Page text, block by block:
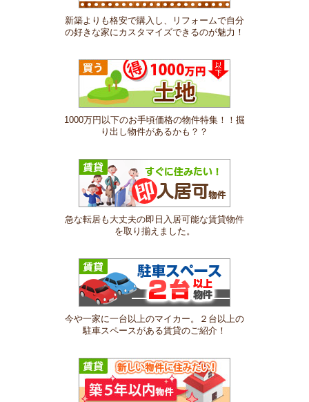
新築よりも格安で購入し、リフォームで自分
の好きな家にカスタマイズできるのが魅力！
1000万円以下のお手頃価格の物件特集！！掘
り出し物件があるかも？？
急な転居も大丈夫の即日入居可能な賃貸物件
を取り揃えました。
今や一家に一台以上のマイカー。２台以上の
駐車スペースがある賃貸のご紹介！